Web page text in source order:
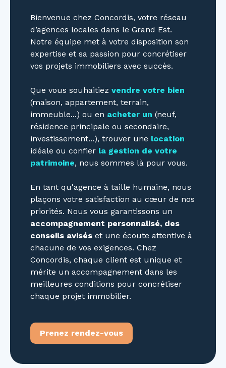
Bienvenue chez Concordis, votre réseau
d’agences locales dans le Grand Est.
Notre équipe met à votre disposition son
expertise et sa passion pour concrétiser
vos projets immobiliers avec succès.
Que vous souhaitiez vendre votre bien
(maison, appartement, terrain,
immeuble...) ou en acheter un (neuf,
résidence principale ou secondaire,
investissement...), trouver une location
idéale ou confier la gestion de votre
patrimoine, nous sommes là pour vous.
En tant qu'agence à taille humaine, nous
plaçons votre satisfaction au cœur de nos
priorités. Nous vous garantissons un
accompagnement personnalisé, des
conseils avisés et une écoute attentive à
chacune de vos exigences. Chez
Concordis, chaque client est unique et
mérite un accompagnement dans les
meilleures conditions pour concrétiser
chaque projet immobilier.
Prenez rendez-vous